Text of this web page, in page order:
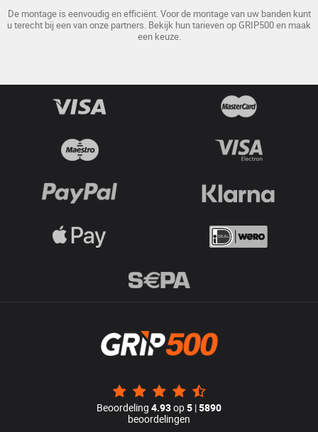
De montage is eenvoudig en efficiënt. Voor de montage van uw banden kunt
u terecht bij een van onze partners. Bekijk hun tarieven op GRIP500 en maak
een keuze.
Beoordeling 4.93op5 |5890
beoordelingen